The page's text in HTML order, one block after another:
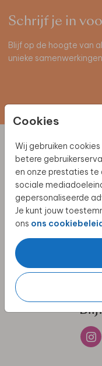
Cookies
Wij gebruiken
betere
en onze prestaties te
sociale
gepersonaliseerde
Je kunt jouw
ons ons
Schrijf je in
Blijf op de hoogte van
unieke
We zijn
4.51/ 5